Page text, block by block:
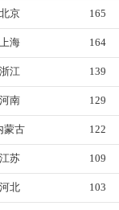
北京 165
上海 164
浙江 139
河南 129
蒙古 122
江苏 109
河北 103